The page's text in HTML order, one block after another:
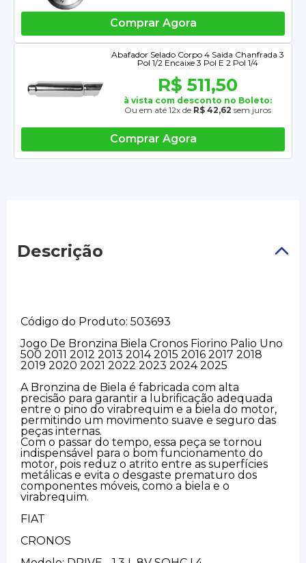
Comprar Agora
Abafador Selado Corpo 4 Saida Chanfrada 3
Pol 1/2 Encaixe 3 Pol E 2 Pol 1/4
R$ 511,50
à vista com desconto no Boleto:
Ou em até 12x de R$ 42,62 sem juros
Comprar Agora
Descrição
Código do Produto: 503693
Jogo De Bronzina Biela Cronos Fiorino Palio Uno
500 2011 2012 2013 2014 2015 2016 2017 2018
2019 2020 2021 2022 2023 2024 2025
A Bronzina de Biela é fabricada com alta
precisão para garantir a lubrificação adequada
entre o pino do virabrequim e a biela do motor,
permitindo um movimento suave e seguro das
peças internas.
Com o passar do tempo, essa peça se tornou
indispensável para o bom funcionamento do
motor, pois reduz o atrito entre as superfícies
metálicas e evita o desgaste prematuro dos
componentes móveis, como a biela e o
virabrequim.
FIAT
CRONOS